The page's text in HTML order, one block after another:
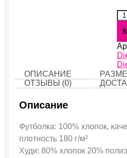
ОПИСАНИЕ
ОТЗЫВЫ (0)
Описание
Футболка: 100% хлопок,
плотность 180 г/м²
Худи: 80% хлопок 20%